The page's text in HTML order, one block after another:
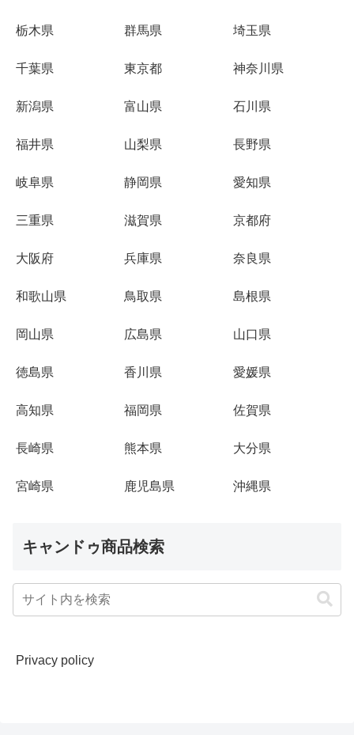
栃木県 群馬県 埼玉県
千葉県 東京都 神奈川県
新潟県 富山県 石川県
福井県 山梨県 長野県
岐阜県 静岡県 愛知県
三重県 滋賀県 京都府
大阪府 兵庫県 奈良県
和歌山県 鳥取県 島根県
岡山県 広島県 山口県
徳島県 香川県 愛媛県
高知県 福岡県 佐賀県
長崎県 熊本県 大分県
宮崎県 鹿児島県 沖縄県
キャンドゥ商品検索
Privacy policy